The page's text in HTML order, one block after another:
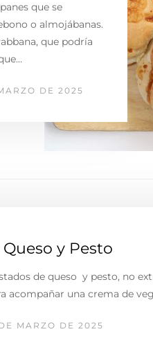
que se
o almojábanas.
que podría
DE 2025
y Pesto
de queso y pesto, no
acompañar una crema de
MARZO DE 2025